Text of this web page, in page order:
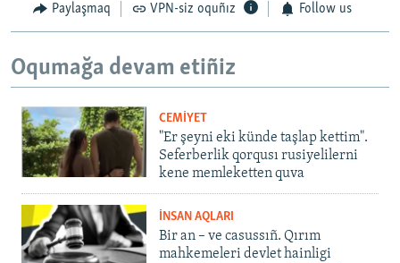
Paylaşmaq VPN-siz oquñız Follow us
Oqumağa devam etiñiz
CEMİYET
"Er şeyni eki künde taşlap kettim".
Seferberlik qorqusı rusiyelilerni
kene memleketten quva
İNSAN AQLARI
Bir an – ve casussıñ. Qırım
mahkemeleri devlet hainligi